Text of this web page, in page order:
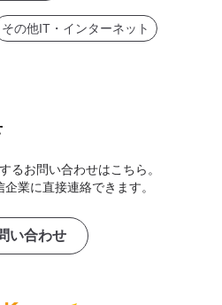
その他IT・インターネット
るお問い合わせはこちら。
業に直接連絡できます。
い合わせ